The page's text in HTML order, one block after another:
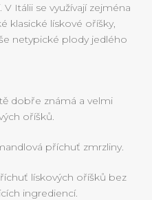
Itálii se využívají zejména
klasické lískové oříšky,
netypické plody jedlého
dobře známá a velmi
oříšků.
příchuť zmrzliny.
lískových oříšků bez
ingrediencí.